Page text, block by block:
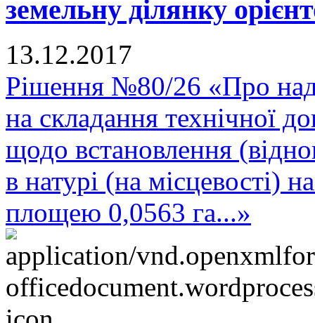
земельну ділянку
13.12.2017
Рішення №80/26 «Про
на складання технічної
щодо встановлення
в натурі (на місцевості)
площею 0,0563 га...»